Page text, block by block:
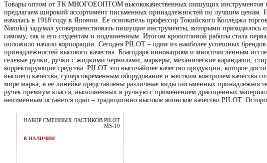
Товары оптом от ТК МНОГОЕОПТОМ высококачественных пишущих инструментов
предлагаем широкий ассортимент письменных принадлежностей по лучшим
началась в 1918 году в Японии. Ее основатель профессор Токийского Колледжа
Namiki) задумал усовершенствовать пишущие инструменты, которыми приходилось
самому, так и его студентам и подчиненным. Итогом кропотливой работы стала
положило начало корпорации. Сегодня PILOT – один из наиболее успешных
принадлежностей высокого качества. Благодаря инновациям и многочисленным
гелевые ручки, ручки с жидкими чернилами, маркеры, механические карандаши,
корректирующие средства. PILOT это высочайшее качество продукции, которое
высшего качества, суперсовременным оборудование и жестким контролем качества
мире марка, в ее линейке представлены различные виды письменных
ручек премиум класса, выполненных в ручную с применением драгоценных
неизменным останется одно – традиционно высокое японское качество PILOT.
НАБОР СМЕННЫХ ЛАСТИКОВ PILOT
MS-10
В НАЛИЧИИ